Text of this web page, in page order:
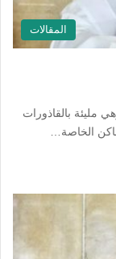
المقالات
مليئة بالقاذورات
الخاصة…